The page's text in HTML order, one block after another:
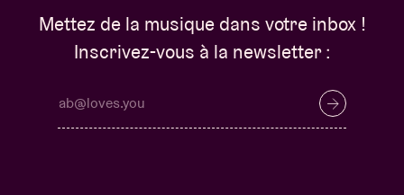
Mettez de la musique dans votre inbox !
Inscrivez-vous à la newsletter :